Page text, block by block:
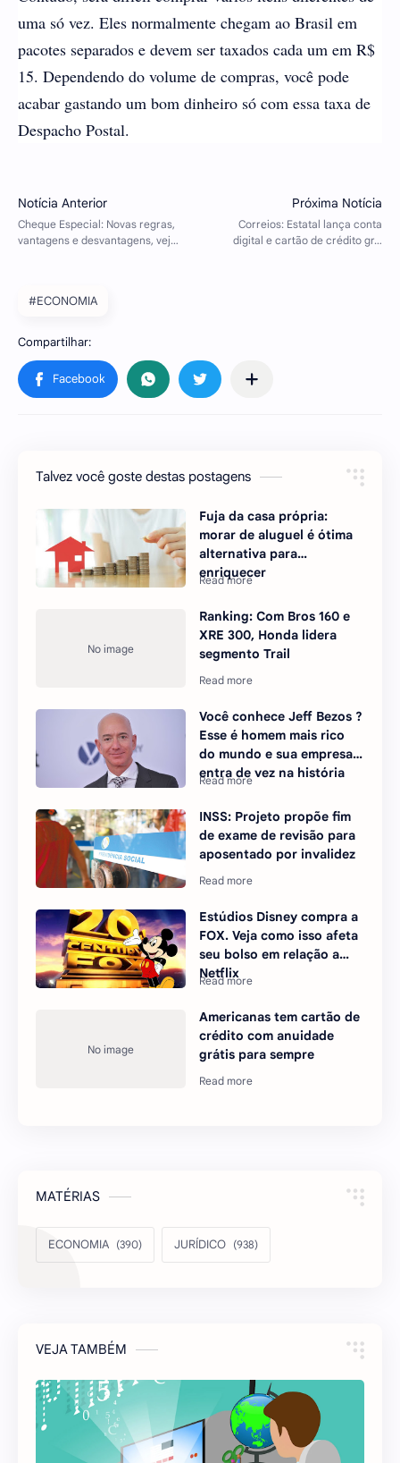
uma só vez. Eles normalmente chegam ao Brasil em
pacotes separados e devem ser taxados cada um em R$
15. Dependendo do volume de compras, você pode
acabar gastando um bom dinheiro só com essa taxa de
Despacho Postal.
#ECONOMIA
Talvez você goste destas postagens
Fuja da casa própria:
morar de aluguel é ótima
alternativa para
enriquecer
Ranking: Com Bros 160 e
XRE 300, Honda lidera
segmento Trail
Você conhece Jeff Bezos ?
Esse é homem mais rico
do mundo e sua empresa
entra de vez na história
INSS: Projeto propõe fim
de exame de revisão para
aposentado por invalidez
Estúdios Disney compra a
FOX. Veja como isso afeta
seu bolso em relação a
Netflix
Americanas tem cartão de
crédito com anuidade
grátis para sempre
MATÉRIAS
ECONOMIA JURÍDICO
VEJA TAMBÉM